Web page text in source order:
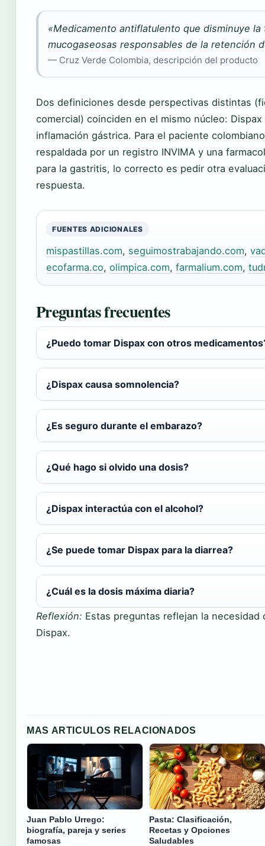
«Medicamento antiflatulento que disminuye
mucogaseosas responsables de la retención
— Cruz Verde Colombia, descripción del producto
Dos definiciones desde perspectivas distintas
comercial) coinciden en el mismo núcleo:
inflamación gástrica. Para el paciente
respaldada por un registro INVIMA y una
para la gastritis, lo correcto es pedir otra
respuesta.
FUENTES ADICIONALES
mispastillas.com, seguimostrabajando.com,
ecofarma.co, olimpica.com, farmalium.com,
Preguntas frecuentes
¿Puedo tomar Dispax con otros
¿Dispax causa somnolencia?
¿Es seguro durante el embarazo?
¿Qué hago si olvido una dosis?
¿Dispax interactúa con el alcohol?
¿Se puede tomar Dispax para la diarrea?
¿Cuál es la dosis máxima diaria?
Reflexión: Estas preguntas reflejan la
Dispax.
MAS ARTICULOS RELACIONADOS
Juan Pablo Urrego:
biografía, pareja y series
famosas
Pasta: Clasificación,
Recetas y Opciones
Saludables